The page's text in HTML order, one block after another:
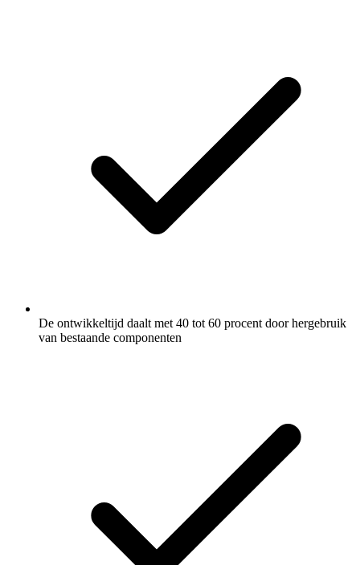
De ontwikkeltijd daalt met 40 tot 60 procent door hergebruik
van bestaande componenten